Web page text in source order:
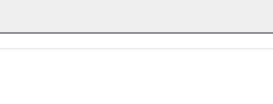
به همین دلیل هم استفاده از لوازم